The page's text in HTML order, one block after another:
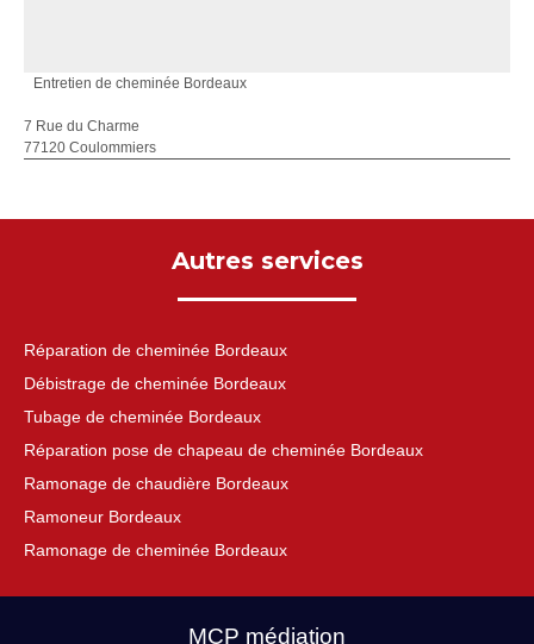
Entretien de cheminée Bordeaux
7 Rue du Charme
77120 Coulommiers
Autres services
Réparation de cheminée Bordeaux
Débistrage de cheminée Bordeaux
Tubage de cheminée Bordeaux
Réparation pose de chapeau de cheminée Bordeaux
Ramonage de chaudière Bordeaux
Ramoneur Bordeaux
Ramonage de cheminée Bordeaux
MCP médiation